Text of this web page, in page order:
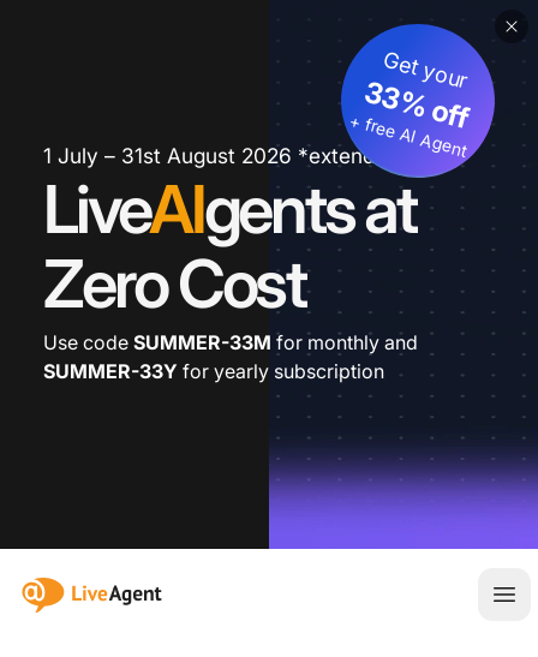
1 July – 31st August 2026 *extended
LiveAIgents at
Zero Cost
Get your
33% off
+ free AI Agent
Use code SUMMER-33M for monthly and
SUMMER-33Y for yearly subscription
:site.title